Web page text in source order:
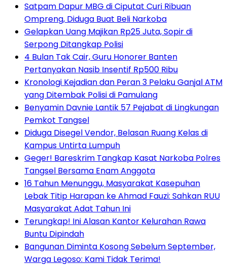
Satpam Dapur MBG di Ciputat Curi Ribuan
Ompreng, Diduga Buat Beli Narkoba
Gelapkan Uang Majikan Rp25 Juta, Sopir di
Serpong Ditangkap Polisi
4 Bulan Tak Cair, Guru Honorer Banten
Pertanyakan Nasib Insentif Rp500 Ribu
Kronologi Kejadian dan Peran 3 Pelaku Ganjal ATM
yang Ditembak Polisi di Pamulang
Benyamin Davnie Lantik 57 Pejabat di Lingkungan
Pemkot Tangsel
Diduga Disegel Vendor, Belasan Ruang Kelas di
Kampus Untirta Lumpuh
Geger! Bareskrim Tangkap Kasat Narkoba Polres
Tangsel Bersama Enam Anggota
16 Tahun Menunggu, Masyarakat Kasepuhan
Lebak Titip Harapan ke Ahmad Fauzi: Sahkan RUU
Masyarakat Adat Tahun Ini
Terungkap! Ini Alasan Kantor Kelurahan Rawa
Buntu Dipindah
Bangunan Diminta Kosong Sebelum September,
Warga Legoso: Kami Tidak Terima!